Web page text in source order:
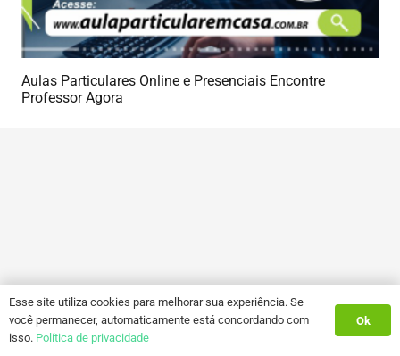
Aulas Particulares Online e Presenciais Encontre
Professor Agora
Esse site utiliza cookies para melhorar sua experiência. Se
você permanecer, automaticamente está concordando com
isso. Política de privacidade
Ok